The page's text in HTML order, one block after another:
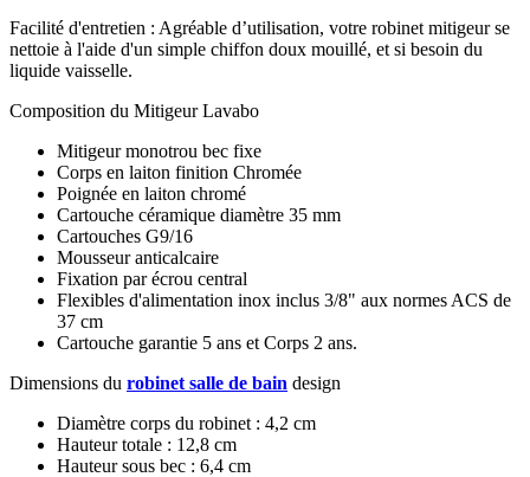
Facilité d'entretien : Agréable d’utilisation, votre robinet mitigeur se
nettoie à l'aide d'un simple chiffon doux mouillé, et si besoin du
liquide vaisselle.
Composition du Mitigeur Lavabo
Mitigeur monotrou bec fixe
Corps en laiton finition Chromée
Poignée en laiton chromé
Cartouche céramique diamètre 35 mm
Cartouches G9/16
Mousseur anticalcaire
Fixation par écrou central
Flexibles d'alimentation inox inclus 3/8" aux normes ACS de
37 cm
Cartouche garantie 5 ans et Corps 2 ans.
Dimensions du robinet salle de bain design
Diamètre corps du robinet : 4,2 cm
Hauteur totale : 12,8 cm
Hauteur sous bec : 6,4 cm